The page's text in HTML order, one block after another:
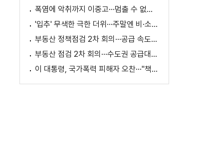
폭염에 악취까지 이중고···멈출 수 없는 필수노동
'입추' 무색한 극한 더위···주말엔 비·소나기
부동산 정책점검 2차 회의···공급 속도전 본격화하나
부동산 점검 2차 회의···수도권 공급대책 논의
이 대통령, 국가폭력 피해자 오찬···"책임지고 치유"